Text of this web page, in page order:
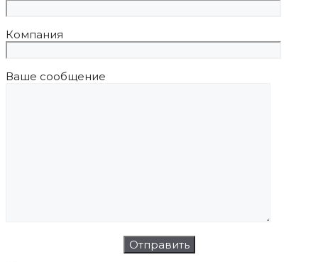
Компания
Ваше сообщение